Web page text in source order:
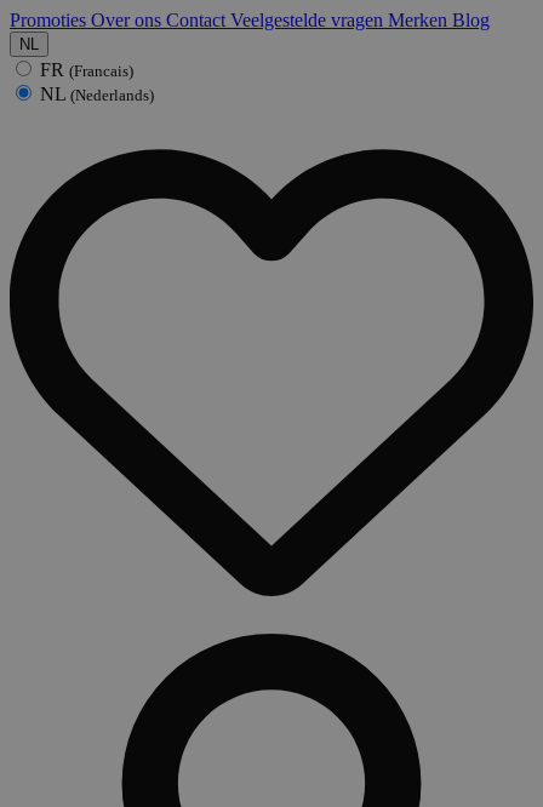
Promoties Over ons Contact Veelgestelde vragen Merken Blog
NL
FR (Francais)
NL (Nederlands)